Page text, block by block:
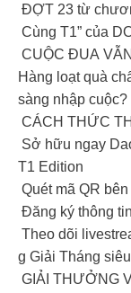
ĐỢT 23 từ
Cùng T1” của
CUỘC ĐUA
Hàng loạt quà
sàng nhập cuộc?
CÁCH THỨC
Sở hữu ngay
T1 Edition
Quét mã QR
Đăng ký thông
Theo dõi
g Giải Tháng
GIẢI THƯỞNG